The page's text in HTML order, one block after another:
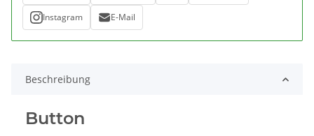
Instagram E-Mail
Beschreibung
Button